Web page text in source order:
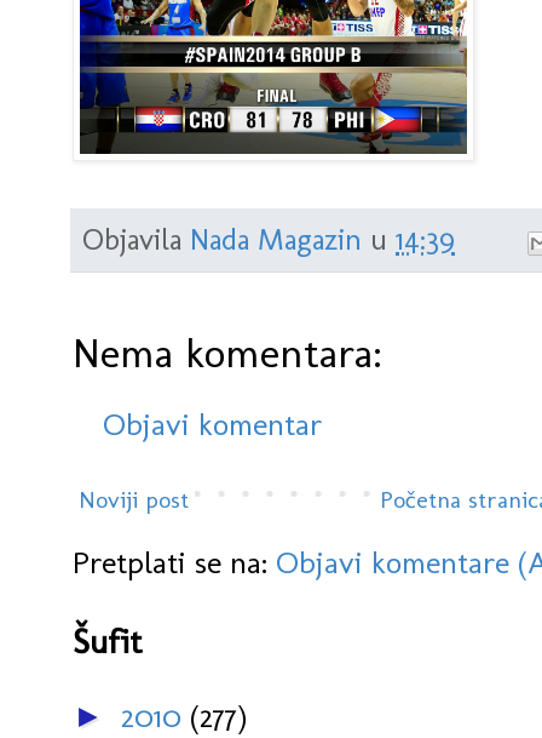
Objavila Nada Magazin u 14:39
Nema komentara:
Objavi komentar
Noviji post Početna
Pretplati se na: Objavi komentare
Šufit
► 2010 (277)